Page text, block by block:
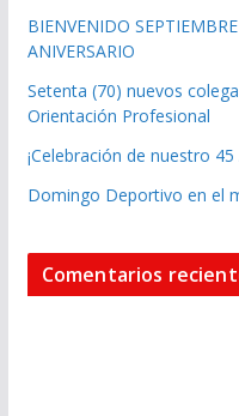
BIENVENIDO
ANIVERSARIO
Setenta (70) nuevos
Orientación Profesional
¡Celebración de nuestro 45
Domingo Deportivo en el
Comentarios